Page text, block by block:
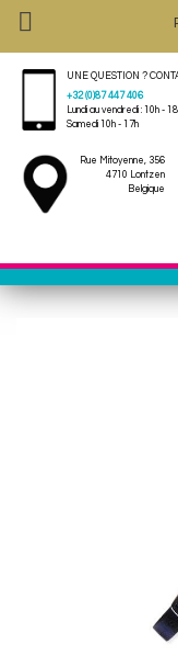

UNE QUESTION ?
+32 (0)87 447 406
Lundi au vendredi : 10h -
Samedi 10h - 17h
Rue Mitoyenne, 356
4710 Lontzen
Belgique